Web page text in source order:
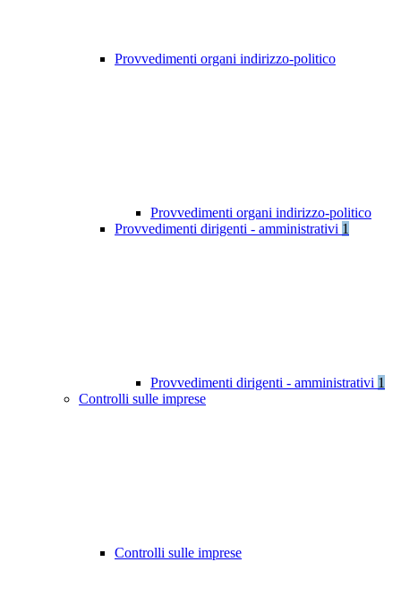
Provvedimenti organi indirizzo-politico
Provvedimenti organi indirizzo-politico
Provvedimenti dirigenti - amministrativi 1
Provvedimenti dirigenti - amministrativi 1
Controlli sulle imprese
Controlli sulle imprese